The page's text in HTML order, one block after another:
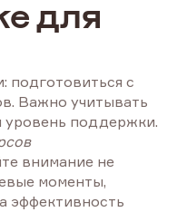
для
подготовиться с
Важно учитывать
уровень поддержки.
внимание не
моменты,
эффективность